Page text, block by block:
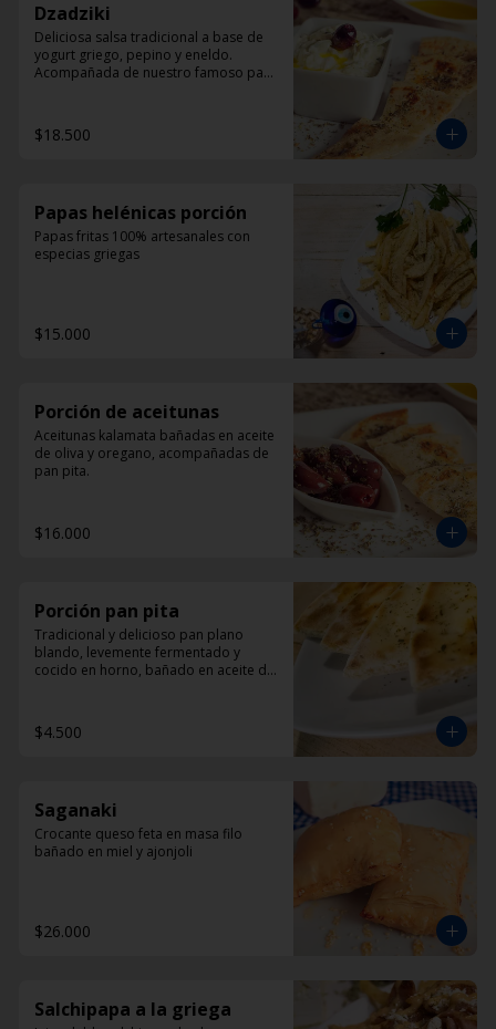
Dzadziki
Deliciosa salsa tradicional a base de
yogurt griego, pepino y eneldo.
Acompañada de nuestro famoso pan
$18.500
Papas helénicas porción
Papas fritas 100% artesanales con
especias griegas
$15.000
Porción de aceitunas
Aceitunas kalamata bañadas en aceite
de oliva y oregano, acompañadas de
pan pita.
$16.000
Porción pan pita
Tradicional y delicioso pan plano
blando, levemente fermentado y
cocido en horno, bañado en aceite de
$4.500
Saganaki
Crocante queso feta en masa filo
bañado en miel y ajonjoli
$26.000
Salchipapa a la griega